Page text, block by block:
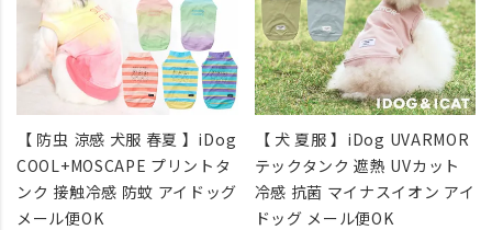
【 防虫 涼感 犬服 春夏 】iDog
COOL+MOSCAPE プリントタ
ンク 接触冷感 防蚊 アイドッグ
メール便OK
【 犬 夏服 】iDog UVARMOR
テックタンク 遮熱 UVカット
冷感 抗菌 マイナスイオン アイ
ドッグ メール便OK